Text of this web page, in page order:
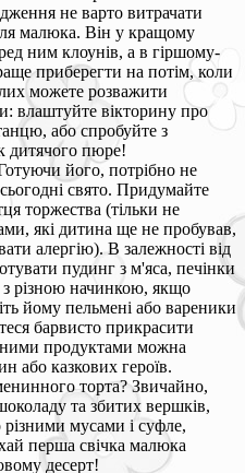
не варто витрачати
малюка. Він у кращому
ним клоунів, а в гіршому-
приберегти на потім, коли
можете розважити
влаштуйте вікторину про
або спробуйте з
дитячого пюре!
його, потрібно не
свято. Придумайте
торжества (тільки не
які дитина ще не пробував,
алергію). В залежності від
пудинг з м'яса, печінки
з різною начинкою, якщо
йому пельмені або вареники
барвисто прикрасити
продуктами можна
або казкових героїв.
торта? Звичайно,
та збитих вершків,
мусами і суфле,
перша свічка малюка
десерт!